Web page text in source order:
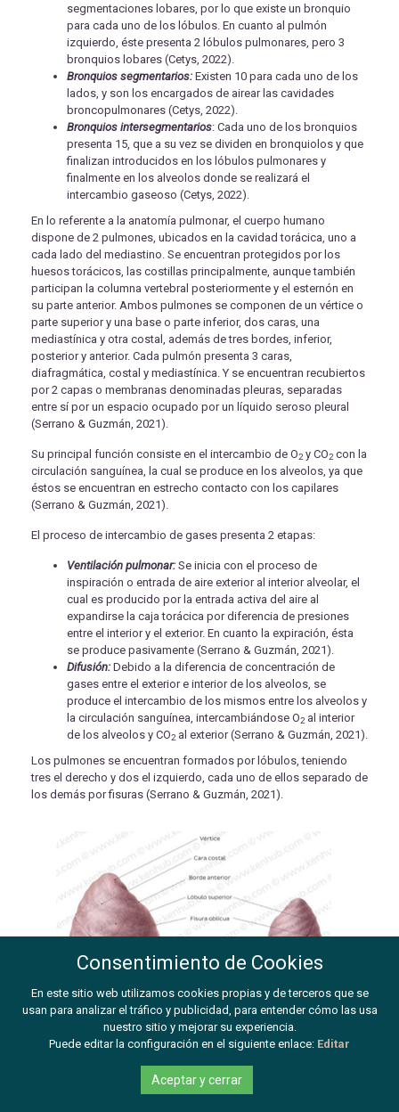
segmentaciones lobares, por lo que existe un bronquio
para cada uno de los lóbulos. En cuanto al pulmón
izquierdo, éste presenta 2 lóbulos pulmonares, pero 3
bronquios lobares (Cetys, 2022).
Bronquios segmentarios: Existen 10 para cada uno de los
lados, y son los encargados de airear las cavidades
broncopulmonares (Cetys, 2022).
Bronquios intersegmentarios: Cada uno de los bronquios
presenta 15, que a su vez se dividen en bronquiolos y que
finalizan introducidos en los lóbulos pulmonares y
finalmente en los alveolos donde se realizará el
intercambio gaseoso (Cetys, 2022).
En lo referente a la anatomía pulmonar, el cuerpo humano
dispone de 2 pulmones, ubicados en la cavidad torácica, uno a
cada lado del mediastino. Se encuentran protegidos por los
huesos torácicos, las costillas principalmente, aunque también
participan la columna vertebral posteriormente y el esternón en
su parte anterior. Ambos pulmones se componen de un vértice o
parte superior y una base o parte inferior, dos caras, una
mediastínica y otra costal, además de tres bordes, inferior,
posterior y anterior. Cada pulmón presenta 3 caras,
diafragmática, costal y mediastínica. Y se encuentran recubiertos
por 2 capas o membranas denominadas pleuras, separadas
entre sí por un espacio ocupado por un líquido seroso pleural
(Serrano & Guzmán, 2021).
Su principal función consiste en el intercambio de O2 y CO2 con la
circulación sanguínea, la cual se produce en los alveolos, ya que
éstos se encuentran en estrecho contacto con los capilares
(Serrano & Guzmán, 2021).
El proceso de intercambio de gases presenta 2 etapas:
Ventilación pulmonar: Se inicia con el proceso de
inspiración o entrada de aire exterior al interior alveolar, el
cual es producido por la entrada activa del aire al
expandirse la caja torácica por diferencia de presiones
entre el interior y el exterior. En cuanto la expiración, ésta
se produce pasivamente (Serrano & Guzmán, 2021).
Difusión: Debido a la diferencia de concentración de
gases entre el exterior e interior de los alveolos, se
produce el intercambio de los mismos entre los alveolos y
la circulación sanguínea, intercambiándose O2 al interior
de los alveolos y CO2 al exterior (Serrano & Guzmán, 2021).
Los pulmones se encuentran formados por lóbulos, teniendo
tres el derecho y dos el izquierdo, cada uno de ellos separado de
los demás por fisuras (Serrano & Guzmán, 2021).
PULMONES DERECHO E IZQUIERDO (Serrano & Guzmán, 2021)
Consentimiento de Cookies
En este sitio web utilizamos cookies propias y de terceros que se
usan para analizar el tráfico y publicidad, para entender cómo las usa
nuestro sitio y mejorar su experiencia.
Puede editar la configuración en el siguiente enlace: Editar
Aceptar y cerrar